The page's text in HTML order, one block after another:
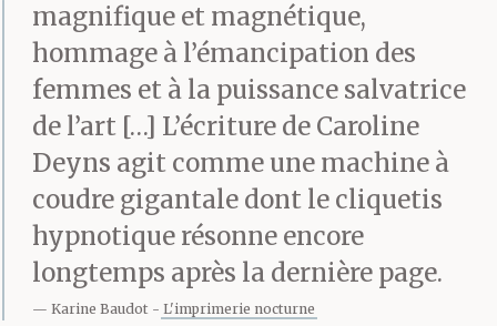
seulement pour rêver
de, mais aussi pour
accomplir, réaliser,
achever son fantasme
de. Si plein de fantaisie
cet homme vraiment,
pour décider, un beau
magnifique et magnétique,
hommage à l’émancipation des
femmes et à la puissance salvatrice
de l’art […] L’écriture de Caroline
Deyns agit comme une machine à
coudre gigantale dont le cliquetis
hypnotique résonne encore
longtemps après la dernière page.
Karine Baudot L'imprimerie nocturne